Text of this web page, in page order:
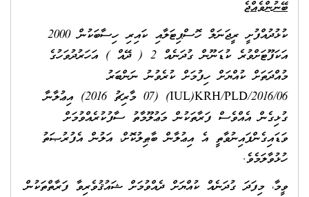
ބޭނުންވެއްޖެ
ކުޅުދުއްފުށީ ރީޖަނަލް ހޮސްޕިޓަލާއި ކައިރި ހިސާބަކުން 2000
އަކަފޫޓަށްވުރެ ކުޑަނޫން ގުދަނެއް 2 ( ދޭއް ) އަހަރުދުވަހުގެ
މުއްދަތަށް ކުއްޔަށް ހިފުމަށް ކުރެވުނު ނަންބަރު
06/IUL)KRH/PLD/2016)
(07 މާރިޗު 2016) އިޢުލާނާ
ގުޅިގެން އެއްވެސް ފަރާތަކުން މަޢުލޫމާތު ސާފުކުރެއްވުމަށް
ވަޑައިގެންފައިނުވާތީ އެ އިޢުލާން ބާޠިލުކޮށް، އަލުން އެފުރުޞަތު
ހުޅުވާލަމެވެ.
ވީމާ، މިފަދަ ގުދަނެއް ކުއްޔަށް ދެއްވުމަށް ޝައުޤުވެރިވާ ފަރާތްތަކުން